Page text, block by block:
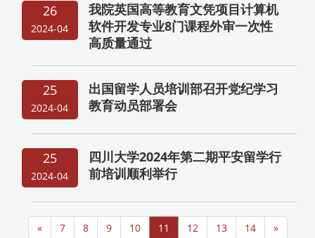
26
2024-04
我院英国高等教育文凭项目计算机
软件开发专业8门课程外审一次性
高质量通过
25
2024-04
出国留学人员培训部召开党纪学习
教育动员部署会
25
2024-04
四川大学2024年第二期平安留学行
前培训顺利举行
« 7 8 9 10 11 12 13 14 »